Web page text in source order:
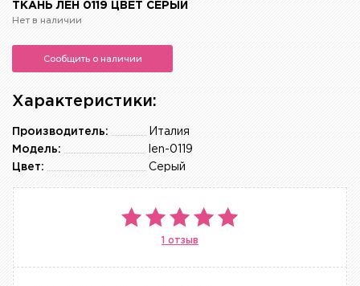
ТКАНЬ ЛЕН 0119 ЦВЕТ СЕРЫЙ
Нет в наличии
Сообщить о наличии
Характеристики:
Италия
Производитель:
len-0119
Модель:
Серый
Цвет:
1 отзыв